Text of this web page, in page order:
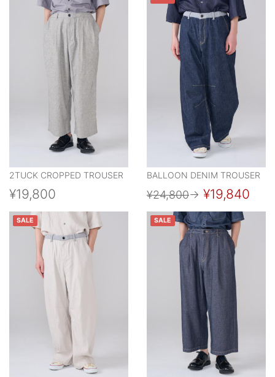
2TUCK CROPPED TROUSER
¥19,800
BALLOON DENIM TROUSER
¥24,800→ ¥19,840
SALE SALE